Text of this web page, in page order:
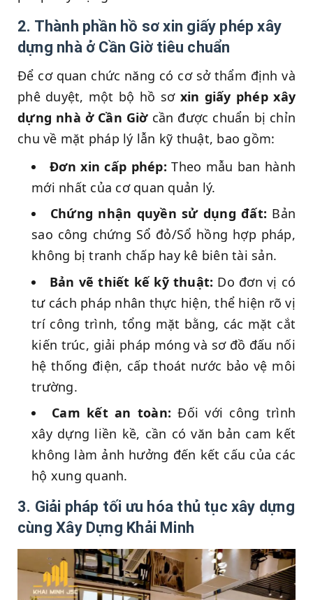
2. Thành phần hồ sơ xin giấy phép xây
dựng nhà ở Cần Giờ tiêu chuẩn
Để cơ quan chức năng có cơ sở thẩm định và
phê duyệt, một bộ hồ sơ xin giấy phép xây
dựng nhà ở Cần Giờcần được chuẩn bị chỉn
chu về mặt pháp lý lẫn kỹ thuật, bao gồm:
Đơn xin cấp phép: Theo mẫu ban hành
mới nhất của cơ quan quản lý.
Chứng nhận quyền sử dụng đất: Bản
sao công chứng Sổ đỏ/Sổ hồng hợp pháp,
không bị tranh chấp hay kê biên tài sản.
Bản vẽ thiết kế kỹ thuật: Do đơn vị có
tư cách pháp nhân thực hiện, thể hiện rõ vị
trí công trình, tổng mặt bằng, các mặt cắt
kiến trúc, giải pháp móng và sơ đồ đấu nối
hệ thống điện, cấp thoát nước bảo vệ môi
trường.
Cam kết an toàn: Đối với công trình
xây dựng liền kề, cần có văn bản cam kết
không làm ảnh hưởng đến kết cấu của các
hộ xung quanh.
3. Giải pháp tối ưu hóa thủ tục xây dựng
cùng Xây Dựng Khải Minh